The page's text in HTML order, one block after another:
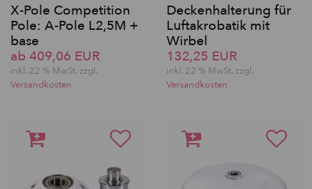
X-Pole Competition
Pole: A-Pole L2,5M +
base
ab 409,06 EUR
inkl. 22 % MwSt. zzgl.
Versandkosten
Deckenhalterung für
Luftakrobatik mit
Wirbel
132,25 EUR
inkl. 22 % MwSt. zzgl.
Versandkosten